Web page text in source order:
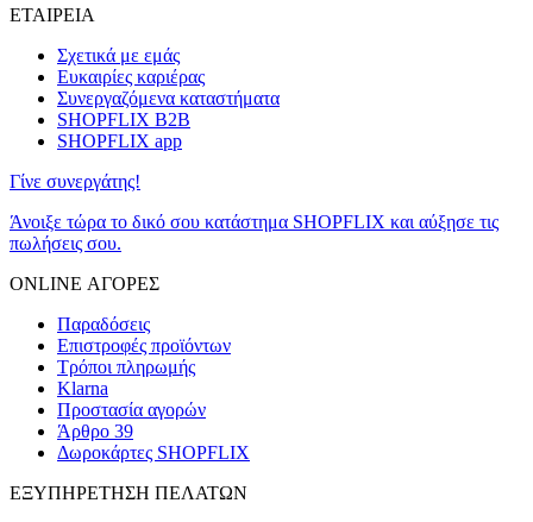
ΕΤΑΙΡΕΙΑ
Σχετικά με εμάς
Ευκαιρίες καριέρας
Συνεργαζόμενα καταστήματα
SHOPFLIX B2B
SHOPFLIX app
Γίνε συνεργάτης!
Άνοιξε τώρα το δικό σου κατάστημα SHOPFLIX και αύξησε τις
πωλήσεις σου.
ONLINE ΑΓΟΡΕΣ
Παραδόσεις
Επιστροφές προϊόντων
Τρόποι πληρωμής
Klarna
Προστασία αγορών
Άρθρο 39
Δωροκάρτες SHOPFLIX
ΕΞΥΠΗΡΕΤΗΣΗ ΠΕΛΑΤΩΝ